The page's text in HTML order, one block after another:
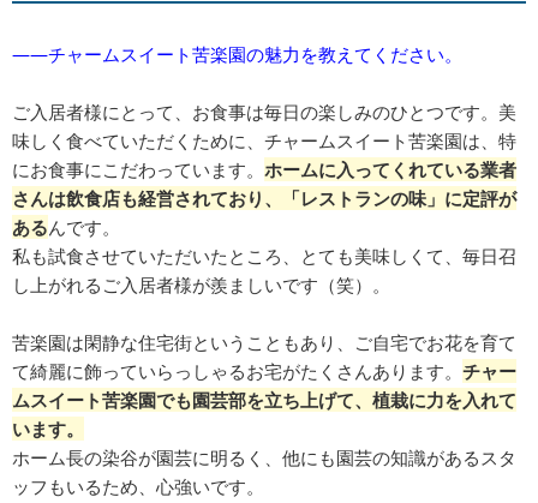
――チャームスイート苦楽園の魅力を教えてください。
ご入居者様にとって、お食事は毎日の楽しみのひとつです。美
味しく食べていただくために、チャームスイート苦楽園は、特
にお食事にこだわっています。 ホームに入ってくれている業者
さんは飲食店も経営されており、「レストランの味」に定評が
あるんです。
私も試食させていただいたところ、とても美味しくて、毎日召
し上がれるご入居者様が羨ましいです（笑）。
苦楽園は閑静な住宅街ということもあり、ご自宅でお花を育て
て綺麗に飾っていらっしゃるお宅がたくさんあります。 チャー
ムスイート苦楽園でも園芸部を立ち上げて、植栽に力を入れて
います。
ホーム長の染谷が園芸に明るく、他にも園芸の知識があるスタ
ッフもいるため、心強いです。